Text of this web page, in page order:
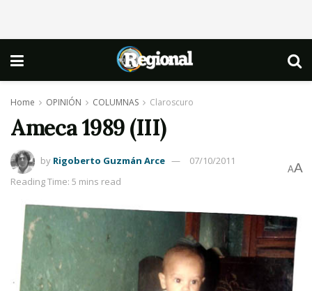
Home OPINIÓN COLUMNAS Claroscuro
Ameca 1989 (III)
by Rigoberto Guzmán Arce
07/10/2011
Reading Time: 5 mins read
AA